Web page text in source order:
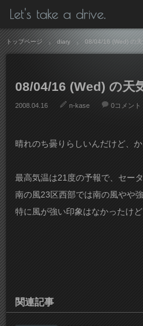
Let's take a drive.
トップページ diary 08/04/16 (Wed) の天
08/04/16 (Wed) の天
2008.04.16 n-kase 0コメント
晴れのち曇りらしいんだけど、か
最高気温は21度の予報で、セー
南の風23区西部では南の風やや強
特に風が強い印象はなかったけ
関連記事